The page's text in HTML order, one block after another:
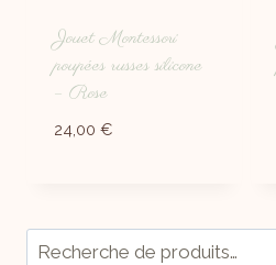
Jouet Montessori
poupées russes silicone
– Rose
24,00 €